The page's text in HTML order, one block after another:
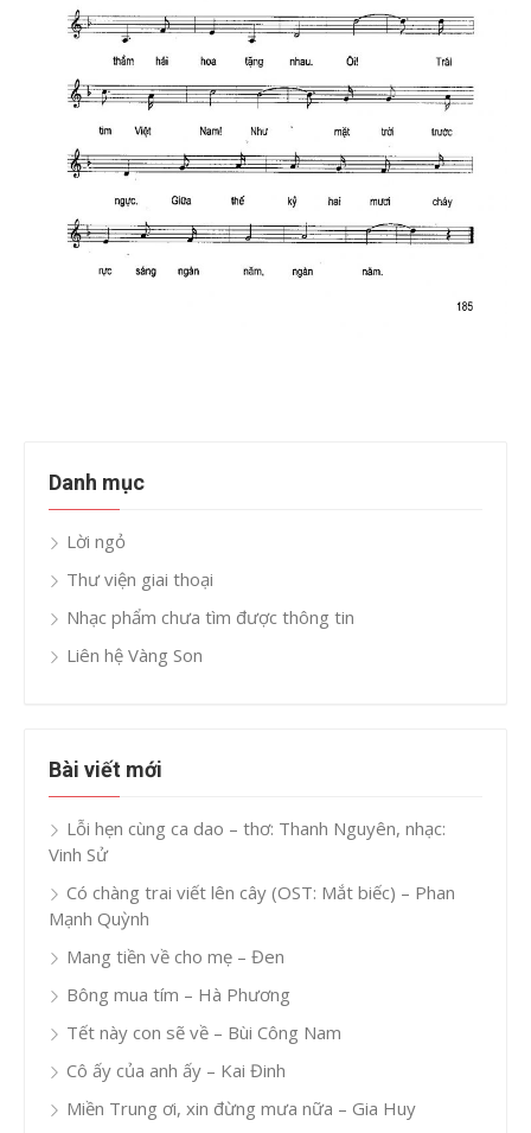
Danh mục
Lời ngỏ
Thư viện giai thoại
Nhạc phẩm chưa tìm được thông tin
Liên hệ Vàng Son
Bài viết mới
Lỗi hẹn cùng ca dao – thơ: Thanh Nguyên, nhạc:
Vinh Sử
Có chàng trai viết lên cây (OST: Mắt biếc) – Phan
Mạnh Quỳnh
Mang tiền về cho mẹ – Đen
Bông mua tím – Hà Phương
Tết này con sẽ về – Bùi Công Nam
Cô ấy của anh ấy – Kai Đinh
Miền Trung ơi, xin đừng mưa nữa – Gia Huy